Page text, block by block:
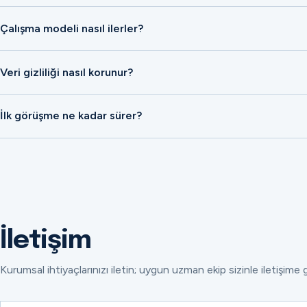
Çalışma modeli nasıl ilerler?
Veri gizliliği nasıl korunur?
İlk görüşme ne kadar sürer?
İletişim
Kurumsal ihtiyaçlarınızı iletin; uygun uzman ekip sizinle iletişime